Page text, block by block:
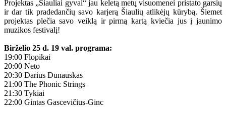
Projektas „Šiauliai gyvai“ jau keletą metų visuomenei pristato garsių
ir dar tik pradedančių savo karjerą Šiaulių atlikėjų kūrybą. Šiemet
projektas plečia savo veiklą ir pirmą kartą kviečia jus į jaunimo
muzikos festivalį!
Birželio 25 d. 19 val. programa:
19:00 Flopikai
20:00 Neto
20:30 Darius Dunauskas
21:00 The Phonic Strings
21:30 Tykiai
22:00 Gintas Gascevičius-Ginc